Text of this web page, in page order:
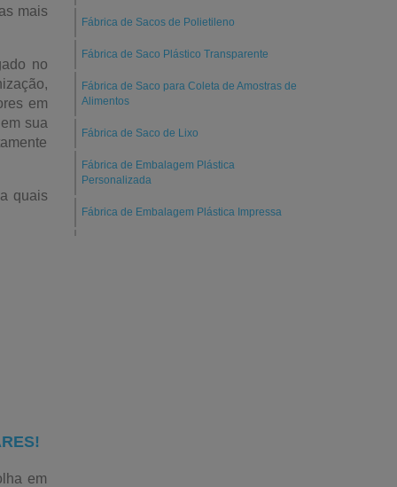
mais
no
em
sua
quais
em
Fábrica de Sacos de Polietileno
Fábrica de Saco Plástico Transparente
Fábrica de Saco para Coleta de Amostras de
Alimentos
Fábrica de Saco de Lixo
Fábrica de Embalagem Plástica
Personalizada
Fábrica de Embalagem Plástica Impressa